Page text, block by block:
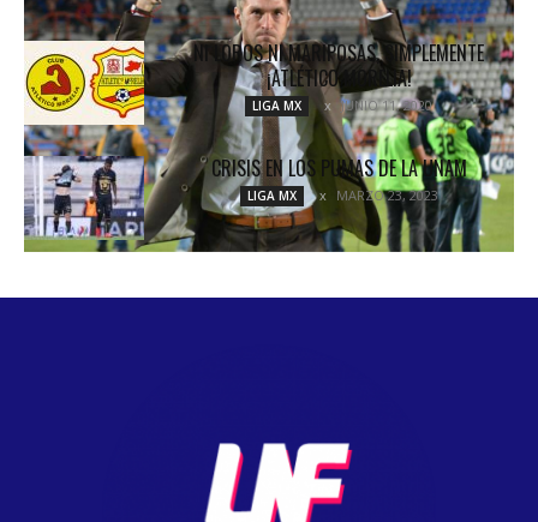
NI LOROS NI MARIPOSAS, SIMPLEMENTE
¡ATLÉTICO MORELIA!
LIGA MX JUNIO 11, 2020
CRISIS EN LOS PUMAS DE LA UNAM
LIGA MX MARZO 23, 2023